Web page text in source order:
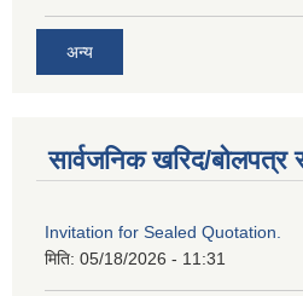
अन्य
सार्वजनिक खरिद/बोलपत्र
Invitation for Sealed Quotation.
मिति: 05/18/2026 - 11:31